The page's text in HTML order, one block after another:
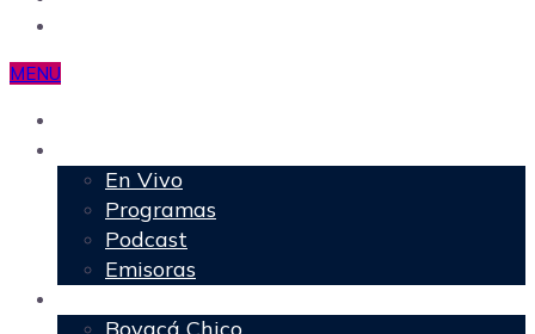
MENU
En Vivo
Programas
Podcast
Emisoras